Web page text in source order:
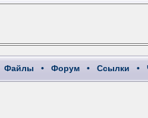
Файлы • Форум • Ссылки •